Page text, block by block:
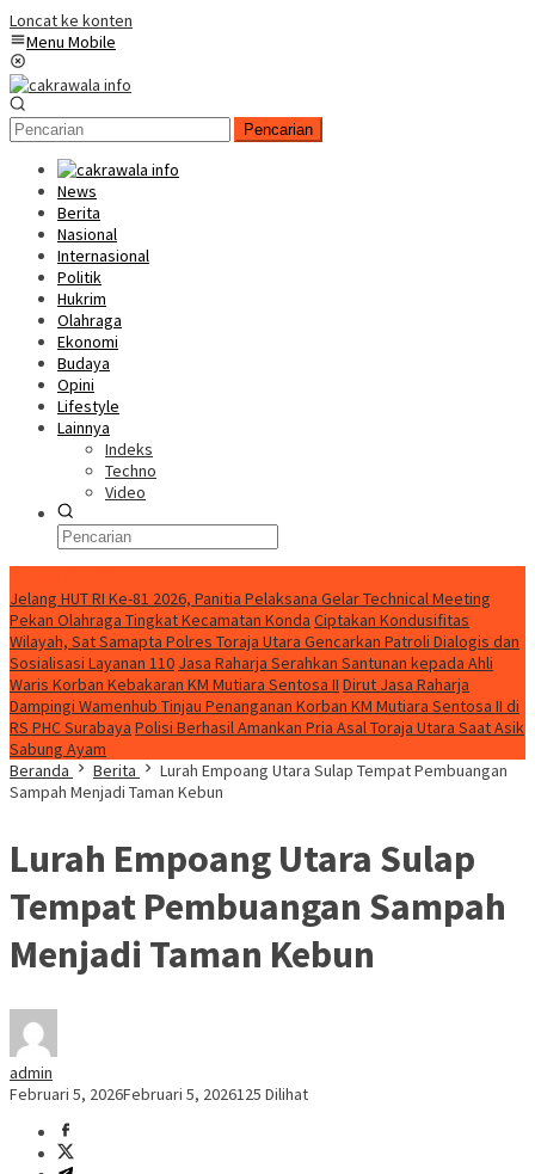
Loncat ke konten
Menu Mobile
Pencarian
News
Berita
Nasional
Internasional
Politik
Hukrim
Olahraga
Ekonomi
Budaya
Opini
Lifestyle
Lainnya
Indeks
Techno
Video
Jelang HUT RI Ke-81 2026, Panitia Pelaksana Gelar Technical Meeting
Pekan Olahraga Tingkat Kecamatan Konda Ciptakan Kondusifitas
Wilayah, Sat Samapta Polres Toraja Utara Gencarkan Patroli Dialogis dan
Sosialisasi Layanan 110 Jasa Raharja Serahkan Santunan kepada Ahli
Waris Korban Kebakaran KM Mutiara Sentosa II Dirut Jasa Raharja
Dampingi Wamenhub Tinjau Penanganan Korban KM Mutiara Sentosa II di
RS PHC Surabaya Polisi Berhasil Amankan Pria Asal Toraja Utara Saat Asik
Sabung Ayam
Beranda
Berita
Lurah Empoang Utara Sulap Tempat Pembuangan
Sampah Menjadi Taman Kebun
Lurah Empoang Utara Sulap
Tempat Pembuangan Sampah
Menjadi Taman Kebun
admin
Februari 5, 2026Februari 5, 2026125 Dilihat